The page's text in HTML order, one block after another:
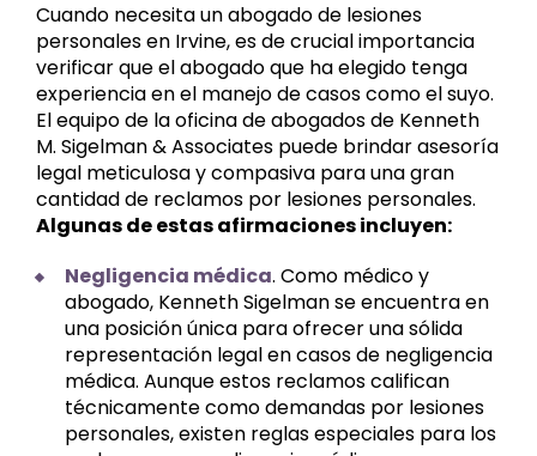
Cuando necesita un abogado de lesiones
personales en Irvine, es de crucial importancia
verificar que el abogado que ha elegido tenga
experiencia en el manejo de casos como el suyo.
El equipo de la oficina de abogados de Kenneth
M. Sigelman & Associates puede brindar asesoría
legal meticulosa y compasiva para una gran
cantidad de reclamos por lesiones personales.
Algunas de estas afirmaciones incluyen:
Negligencia médica. Como médico y
abogado, Kenneth Sigelman se encuentra en
una posición única para ofrecer una sólida
representación legal en casos de negligencia
médica. Aunque estos reclamos califican
técnicamente como demandas por lesiones
personales, existen reglas especiales para los